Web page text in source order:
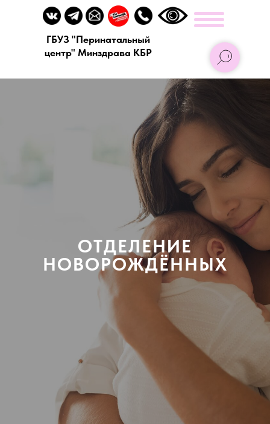
ГБУЗ "Перинатальный
центр" Минздрава КБР
УСЛУГИ ОТДЕЛЕНИЯ ПОЛИКЛИНИКА
ОТДЕЛЕНИЕ
НОВОРОЖДЁННЫХ